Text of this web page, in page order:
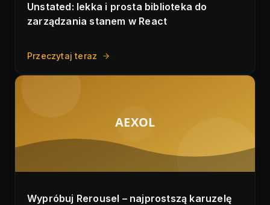
Unstated: lekka i prosta biblioteka do
zarządzania stanem w React
Przeczytaj teraz
AEXOL
Wypróbuj Rerousel – najprostszą karuzelę